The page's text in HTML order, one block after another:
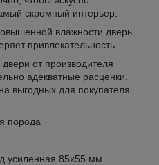
скромный интерьер.
влажности дверь
привлекательность.
от производителя
адекватные расценки,
выгодных для покупателя
порода
усиленная 85х55 мм